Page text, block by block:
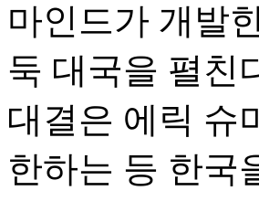
마인드가 개발
둑 대국을 펼친
대결은 에릭 슈
한하는 등 한국